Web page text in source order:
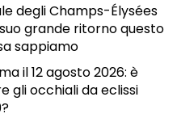
degli Champs-Élysées
grande ritorno questo
sappiamo
il 12 agosto 2026: è
gli occhiali da eclissi